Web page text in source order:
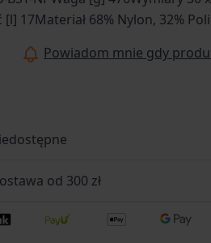
17Materiał 68% Nylon, 32%
Powiadom mnie gdy
od 300 zł